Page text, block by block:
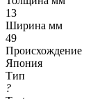
13
Ширина мм
49
Происхождение
Япония
Тип
?